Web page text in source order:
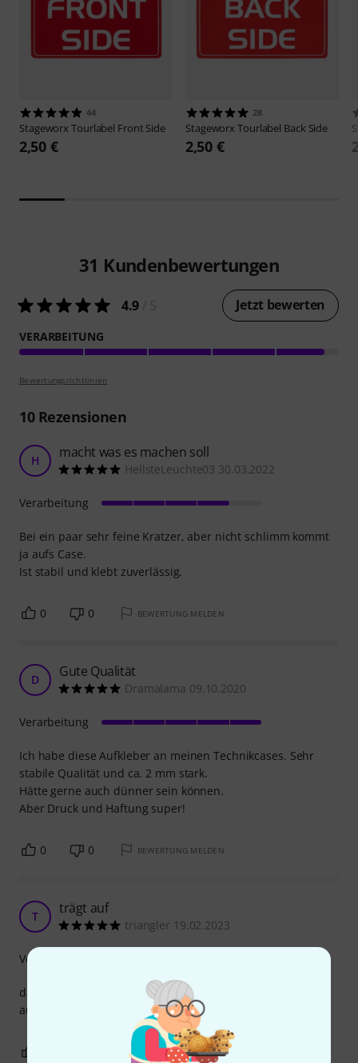
44
StageworxTourlabel Front Side
2,50 €
28
StageworxTourlabel Back Side
2,50 €
31 Kundenbewertungen
4.9 Jetzt bewerten
VERARBEITUNG
Bewertungsrichtlinien
10Rezensionen
H macht was es machen soll
HellsteLeuchte03 30.03.2022
Bei ein paar sehr feine Kratzer, aber nicht schlimm kommt
ja aufs Case.
Ist stabil und klebt zuverlässig.
Verarbeitung
0 0 BEWERTUNG MELDEN
D Gute Qualität
Dramalama 09.10.2020
Ich habe diese Aufkleber an meinen Technikcases. Sehr
stabile Qualität und ca. 2 mm stark.
Hätte gerne auch dünner sein können.
Aber Druck und Haftung super!
Verarbeitung
0 0 BEWERTUNG MELDEN
T trägt auf
triangler 19.02.2023
das ist kein flacher Aufkleber sondern trägt ein bisschen
auf. sieht aber dadurch auch besser aus. nettes feature.
Verarbeitung
BEWERTUNG MELDEN